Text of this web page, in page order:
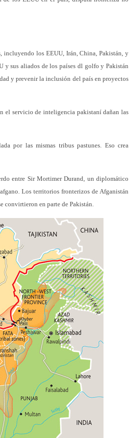
los EEUU, Irán, China, Pakistán, y
y sus aliados de los países dl golfo y Pakistán
y prevenir la inclusión del país en proyectos
el servicio de inteligencia pakistaní dañan las
por las mismas tribus pastunes. Eso crea
entre Sir Mortimer Durand, un diplomático
Los territorios fronterizos de Afganistán
convirtieron en parte de Pakistán.